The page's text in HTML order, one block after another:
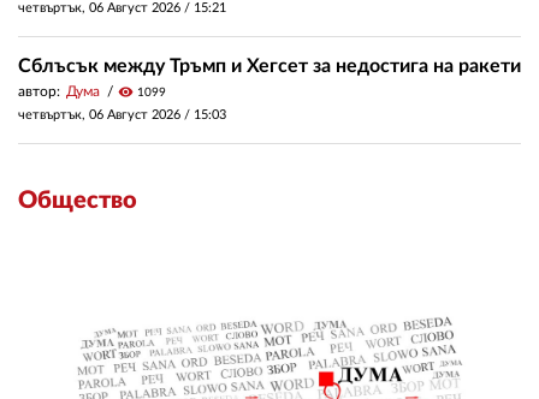
четвъртък, 06 Август 2026 / 15:21
Сблъсък между Тръмп и Хегсет за недостига на ракети
автор: Дума visibility 1099
четвъртък, 06 Август 2026 / 15:03
Общество